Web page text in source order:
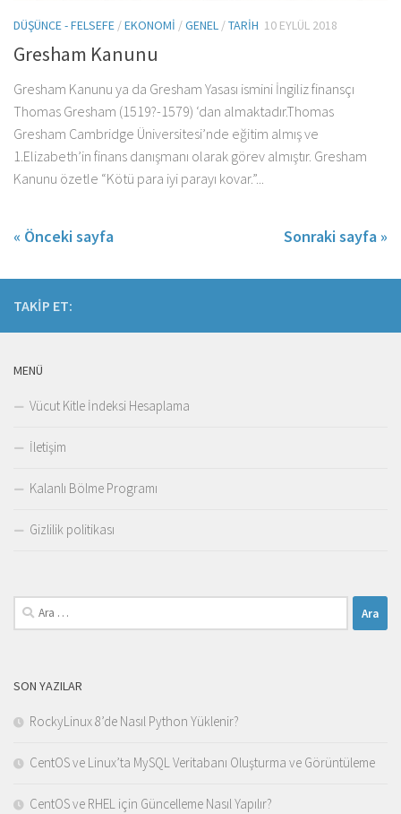
DÜŞÜNCE - FELSEFE /EKONOMI /GENEL /TARIH 10 EYLÜL 2018
Gresham Kanunu
Gresham Kanunu ya da Gresham Yasası ismini İngiliz finansçı
Thomas Gresham (1519?-1579) ‘dan almaktadır.Thomas
Gresham Cambridge Üniversitesi’nde eğitim almış ve
1.Elizabeth’in finans danışmanı olarak görev almıştır. Gresham
Kanunu özetle “Kötü para iyi parayı kovar.”...
« Önceki sayfa Sonraki sayfa »
TAKIP ET:
MENÜ
Vücut Kitle İndeksi Hesaplama
İletişim
Kalanlı Bölme Programı
Gizlilik politikası
Arama:
SON YAZILAR
RockyLinux 8’de Nasıl Python Yüklenir?
CentOS ve Linux’ta MySQL Veritabanı Oluşturma ve Görüntüleme
CentOS ve RHEL için Güncelleme Nasıl Yapılır?